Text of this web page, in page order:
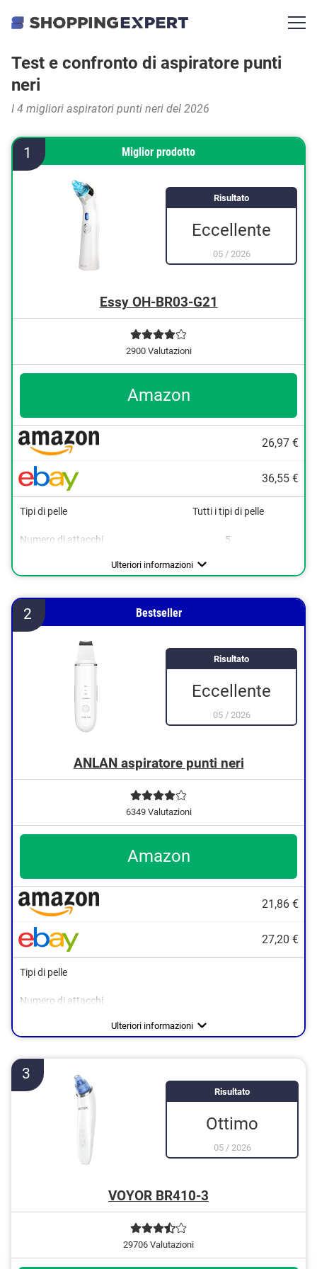
Test e confronto di aspiratore punti
neri
I 4 migliori aspiratori punti neri del 2026
1 Miglior prodotto
Risultato
Eccellente
05/ 2026
Essy OH-BR03-G21
2900 Valutazioni
Amazon
26,97 €
36,55 €
Tipi di pelle Tutti i tipi di pelle
Numero di attacchi
5
Punti neri
Pelle
Ulteriori informazioni
2 Bestseller
Risultato
Eccellente
05/ 2026
ANLAN aspiratore punti neri
6349 Valutazioni
Amazon
21,86 €
27,20 €
Tipi di pelle
Numero di attacchi
Ulteriori informazioni
3
Risultato
Ottimo
05/ 2026
VOYOR BR410-3
29706 Valutazioni